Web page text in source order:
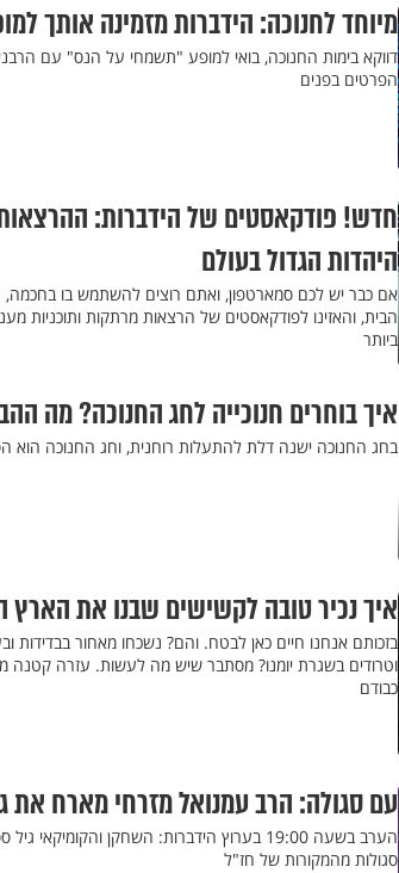
מיוחד לחנוכה: הידברות מזמינה אותך
דווקא בימות החנוכה, בואי למופע "תשמחי על הנס" עם
הפרטים בפנים
חדש! פודקאסטים של הידברות: ההרצאות
היהדות הגדול בעולם
אם כבר יש לכם סמארטפון, ואתם רוצים להשתמש בו בחכמה,
הבית, והאזינו לפודקאסטים של הרצאות מרתקות ותוכניות
ביותר
איך בוחרים חנוכייה לחג החנוכה? מה
בחג החנוכה ישנה דלת להתעלות רוחנית, וחג החנוכה הוא
איך נכיר טובה לקשישים שבנו את הארץ
בזכותם אנחנו חיים כאן לבטח. והם? נשכחו מאחור בבדידות
וטרודים בשגרת יומנו? מסתבר שיש מה לעשות. עזרה קטנה
כבודם
עם סגולה: הרב עמנואל מזרחי מארח את
הערב בשעה 19:00 בערוץ הידברות: השחקן
סגולות מהמקורות של חז"ל